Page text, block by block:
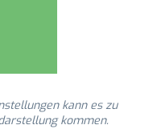
kann es zu
kommen.